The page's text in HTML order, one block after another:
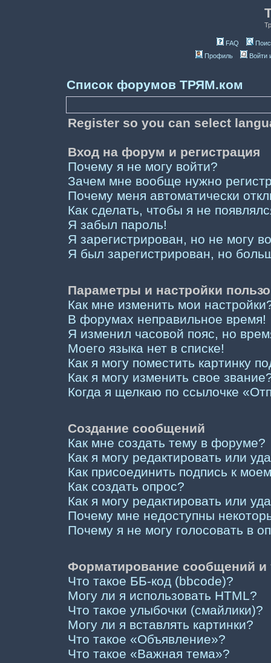
FAQ
Профиль
Войти
Список форумов ТРЯМ.ком
Register so you can select
Вход на форум и регистрация
Почему я не могу войти?
Зачем мне вообще нужно
Почему меня автоматически
Как сделать, чтобы я не
Я забыл пароль!
Я зарегистрирован, но не могу
Я был зарегистрирован, но
Параметры и настройки
Как мне изменить мои
В форумах неправильное время!
Я изменил часовой пояс, но
Моего языка нет в списке!
Как я могу поместить картинку
Как я могу изменить свое
Когда я щелкаю по ссылочке
Создание сообщений
Как мне создать тему в форуме?
Как я могу редактировать или
Как присоединить подпись к
Как создать опрос?
Как я могу редактировать или
Почему мне недоступны
Почему я не могу голосовать в
Форматирование сообщений
Что такое ББ-код (bbcode)?
Могу ли я использовать HTML?
Что такое улыбочки (смайлики)?
Могу ли я вставлять картинки?
Что такое «Объявление»?
Что такое «Важная тема»?